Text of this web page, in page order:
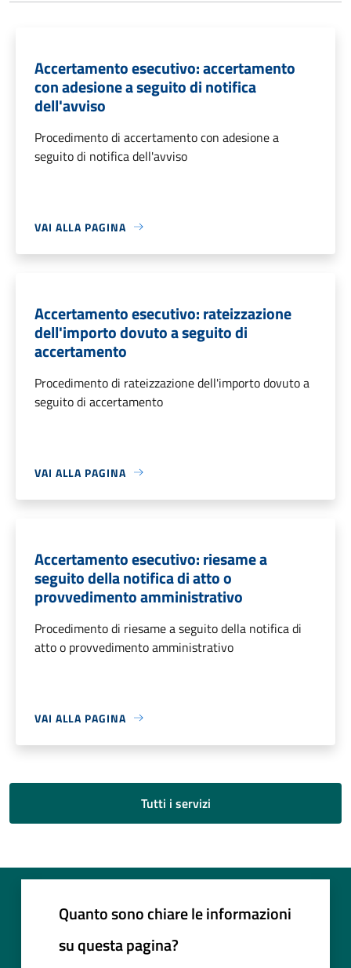
Accertamento esecutivo: accertamento
con adesione a seguito di notifica
dell'avviso
Procedimento di accertamento con adesione a
seguito di notifica dell'avviso
VAI ALLA PAGINA
Accertamento esecutivo: rateizzazione
dell'importo dovuto a seguito di
accertamento
Procedimento di rateizzazione dell'importo dovuto a
seguito di accertamento
VAI ALLA PAGINA
Accertamento esecutivo: riesame a
seguito della notifica di atto o
provvedimento amministrativo
Procedimento di riesame a seguito della notifica di
atto o provvedimento amministrativo
VAI ALLA PAGINA
Tutti i servizi
Quanto sono chiare le informazioni
su questa pagina?